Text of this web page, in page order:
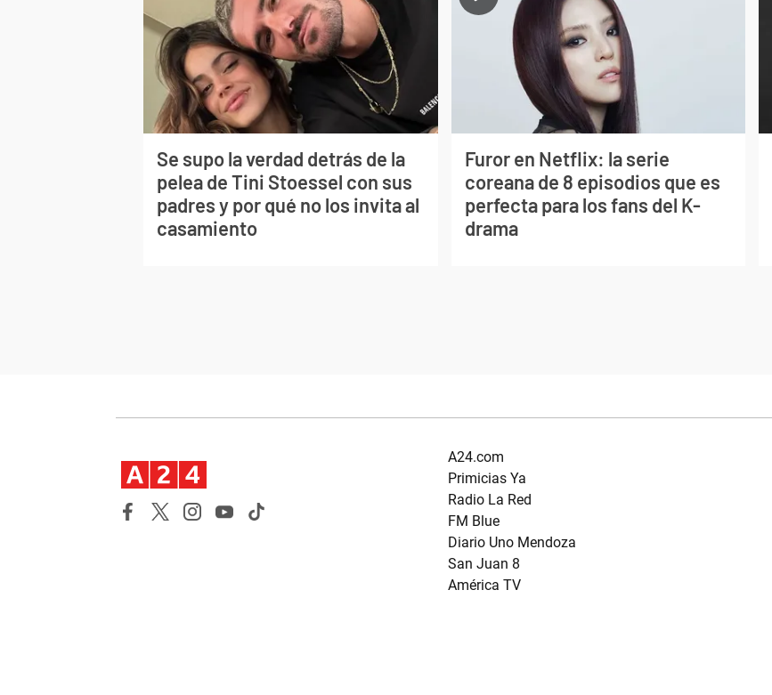
Se supo la verdad detrás de la
pelea de Tini Stoessel con sus
padres y por qué no los invita al
casamiento
Furor en Netflix: la serie
coreana de 8 episodios que es
perfecta para los fans del K-
drama
A24.com
Primicias Ya
Radio La Red
FM Blue
Diario Uno Mendoza
San Juan 8
América TV